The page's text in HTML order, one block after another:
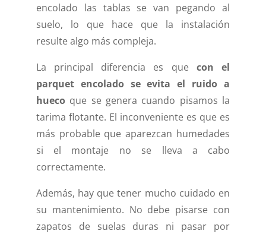
encolado las tablas se van pegando al
suelo, lo que hace que la instalación
resulte algo más compleja.
La principal diferencia es que con el
parquet encolado se evita el ruido a
huecoque se genera cuando pisamos la
tarima flotante. El inconveniente es que es
más probable que aparezcan humedades
si el montaje no se lleva a cabo
correctamente.
Además, hay que tener mucho cuidado en
su mantenimiento. No debe pisarse con
zapatos de suelas duras ni pasar por